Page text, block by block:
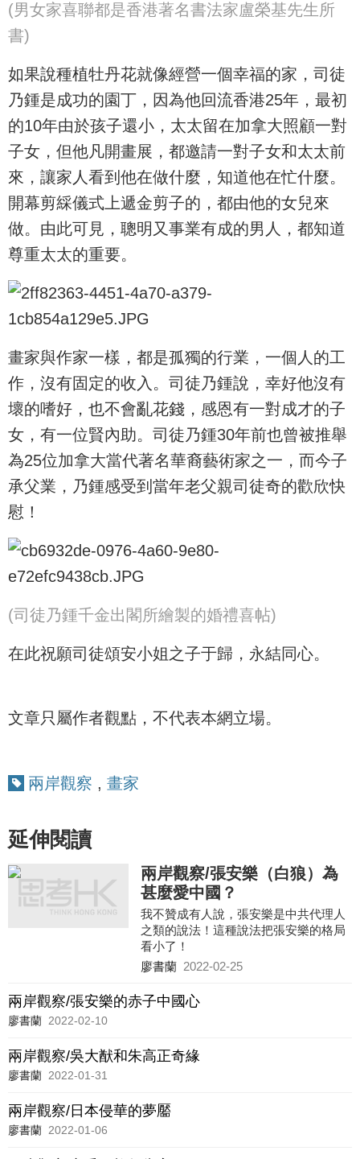
(男女家喜聯都是香港著名書法家盧榮基先生所
書)
如果說種植牡丹花就像經營一個幸福的家，司徒
乃鍾是成功的園丁，因為他回流香港25年，最初
的10年由於孩子還小，太太留在加拿大照顧一對
子女，但他凡開畫展，都邀請一對子女和太太前
來，讓家人看到他在做什麼，知道他在忙什麼。
開幕剪綵儀式上遞金剪子的，都由他的女兒來
做。由此可見，聰明又事業有成的男人，都知道
尊重太太的重要。
畫家與作家一樣，都是孤獨的行業，一個人的工
作，沒有固定的收入。司徒乃鍾說，幸好他沒有
壞的嗜好，也不會亂花錢，感恩有一對成才的子
女，有一位賢內助。司徒乃鍾30年前也曾被推舉
為25位加拿大當代著名華裔藝術家之一，而今子
承父業，乃鍾感受到當年老父親司徒奇的歡欣快
慰！
(司徒乃鍾千金出閣所繪製的婚禮喜帖)
在此祝願司徒頌安小姐之子于歸，永結同心。
文章只屬作者觀點，不代表本網立場。
兩岸觀察 , 畫家
延伸閱讀
兩岸觀察/張安樂（白狼）為
甚麼愛中國？
我不贊成有人說，張安樂是中共代理人
之類的說法！這種說法把張安樂的格局
看小了！
張安樂的心中只有一個中國，1949年以
是自家人的兄弟打架，打輸的一方就要
服從打贏的一方
廖書蘭 2022-02-25
兩岸觀察/張安樂的赤子中國心
廖書蘭 2022-02-10
兩岸觀察/吳大猷和朱高正奇緣
廖書蘭 2022-01-31
兩岸觀察/日本侵華的夢靨
廖書蘭 2022-01-06